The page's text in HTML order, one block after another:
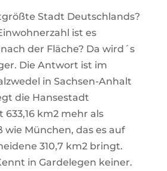
Stadt Deutschlands?
ist es
der Fläche? Da wird´s
Die Antwort ist im
in Sachsen-Anhalt
die Hansestadt
633,16 km2 mehr als
wie München, das es auf
310,7 km2 bringt.
in Gardelegen keiner.